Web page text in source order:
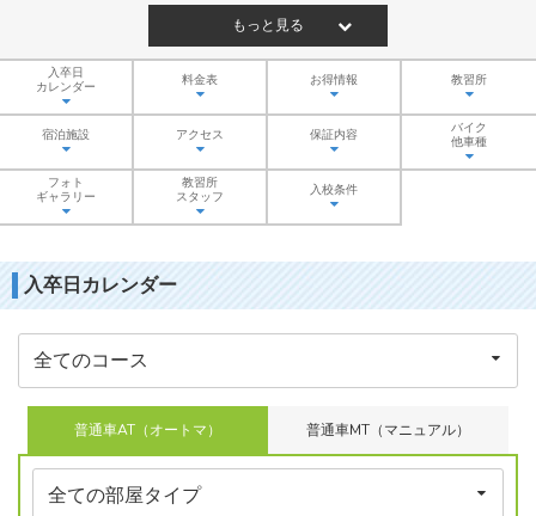
もっと見る
入卒日
カレンダー
料金表 お得情報 教習所
宿泊施設 アクセス 保証内容
バイク
他車種
フォト
ギャラリー
教習所
スタッフ
入校条件
入卒日カレンダー
普通車AT（オートマ） 普通車MT（マニュアル）